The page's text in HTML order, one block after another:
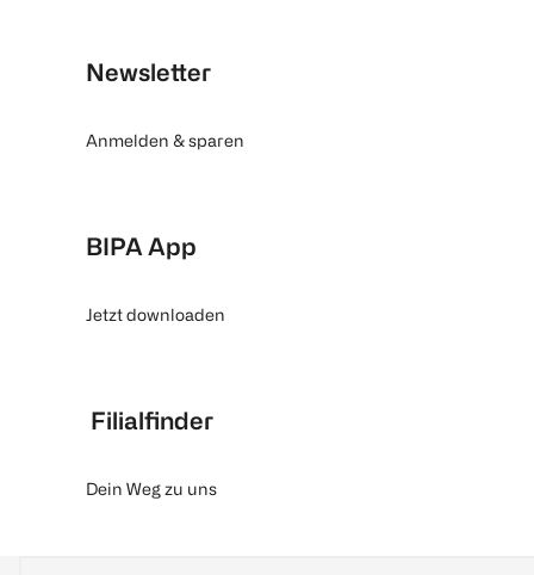
Newsletter
Anmelden & sparen
BIPA App
Jetzt downloaden
Filialfinder
Dein Weg zu uns